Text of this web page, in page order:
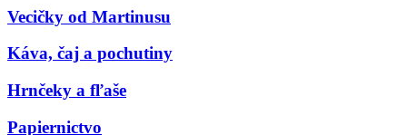
Vecičky od Martinusu
Káva, čaj a pochutiny
Hrnčeky a fľaše
Papiernictvo